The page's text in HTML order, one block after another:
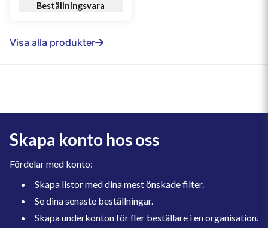
Beställningsvara
Visa alla produkter
Skapa konto hos oss
Fördelar med konto:
Skapa listor med dina mest önskade filter.
Se dina senaste beställningar.
Skapa underkonton för fler beställare i en organisation.